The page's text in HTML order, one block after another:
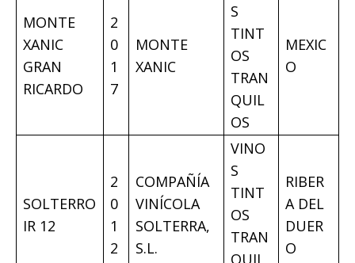
MONTE
XANIC
GRAN
RICARDO
2
0
1
7
MONTE
XANIC
S
TINT
OS
TRAN
QUIL
OS
MEXIC
O
SOLTERRO
IR 12
2
0
1
2
COMPAÑÍA
VINÍCOLA
SOLTERRA,
S.L.
VINO
S
TINT
OS
TRAN
QUIL
RIBER
A DEL
DUER
O